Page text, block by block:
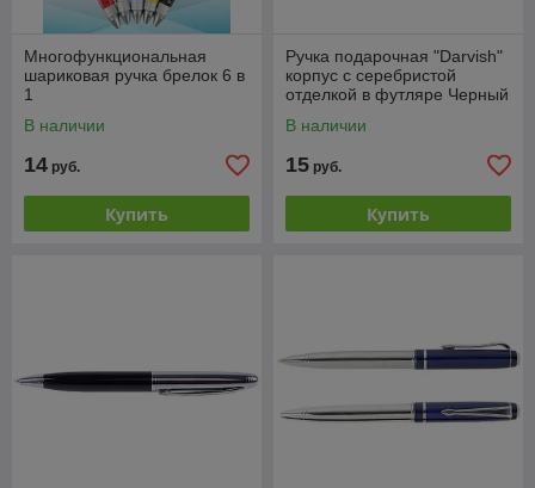
Многофункциональная
шариковая ручка брелок 6 в
1
В наличии
14 руб.
Купить
Ручка подарочная "Darvish"
корпус с серебристой
отделкой в футляре Черный
В наличии
15 руб.
Купить